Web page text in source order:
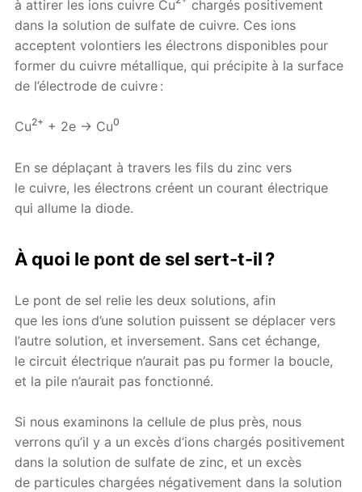
à attirer les ions cuivre Cu
chargés positivement
dans la solution de sulfate de cuivre. Ces ions
acceptent volontiers les électrons disponibles pour
former du cuivre métallique, qui précipite à la surface
de l’électrode de cuivre :
Cu2+ + 2e → Cu0
En se déplaçant à travers les fils du zinc vers
le cuivre, les électrons créent un courant électrique
qui allume la diode.
À quoi le pont de sel sert-t-il ?
Le pont de sel relie les deux solutions, afin
que les ions d’une solution puissent se déplacer vers
l’autre solution, et inversement. Sans cet échange,
le circuit électrique n’aurait pas pu former la boucle,
et la pile n’aurait pas fonctionné.
Si nous examinons la cellule de plus près, nous
verrons qu’il y a un excès d’ions chargés positivement
dans la solution de sulfate de zinc, et un excès
de particules chargées négativement dans la solution